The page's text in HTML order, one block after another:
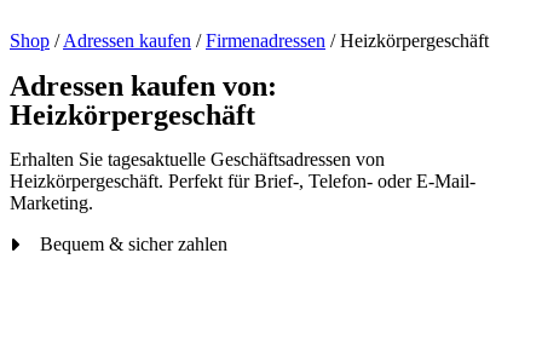
Shop /Adressen kaufen /Firmenadressen /Heizkörpergeschäft
Adressen kaufen von:
Heizkörpergeschäft
Erhalten Sie tagesaktuelle Geschäftsadressen von
Heizkörpergeschäft. Perfekt für Brief-, Telefon- oder E-Mail-
Marketing.
Bequem & sicher zahlen